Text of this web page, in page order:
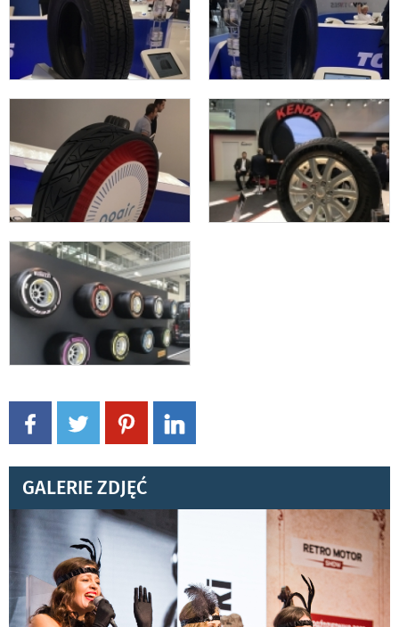
GALERIE ZDJĘĆ